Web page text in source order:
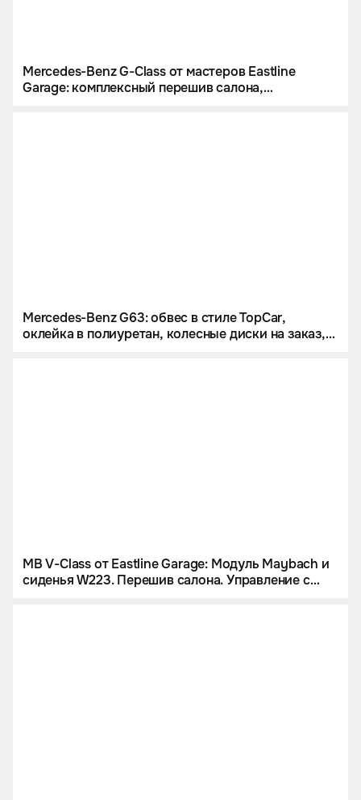
Mercedes-Benz G-Class от мастеров Eastline
Garage: комплексный перешив салона,
Mercedes-Benz G63: обвес в стиле TopCar,
оклейка в полиуретан, колесные диски на заказ,
MB V-Class от Eastline Garage: Модуль Maybach и
сиденья W223. Перешив салона. Управление с